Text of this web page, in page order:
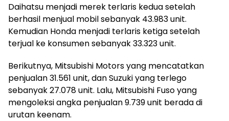
Daihatsu menjadi merek terlaris kedua setelah
berhasil menjual mobil sebanyak 43.983 unit.
Kemudian Honda menjadi terlaris ketiga setelah
terjual ke konsumen sebanyak 33.323 unit.
Berikutnya, Mitsubishi Motors yang mencatatkan
penjualan 31.561 unit, dan Suzuki yang terlego
sebanyak 27.078 unit. Lalu, Mitsubishi Fuso yang
mengoleksi angka penjualan 9.739 unit berada di
urutan keenam.